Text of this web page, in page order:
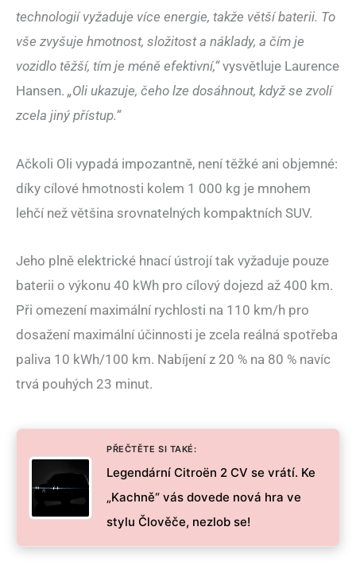
technologií vyžaduje více energie, takže větší baterii. To
vše zvyšuje hmotnost, složitost a náklady, a čím je
vozidlo těžší, tím je méně efektivní,“vysvětluje Laurence
Hansen. „Oli ukazuje, čeho lze dosáhnout, když se zvolí
zcela jiný přístup.“
Ačkoli Oli vypadá impozantně, není těžké ani objemné:
díky cílové hmotnosti kolem 1 000 kg je mnohem
lehčí než většina srovnatelných kompaktních SUV.
Jeho plně elektrické hnací ústrojí tak vyžaduje pouze
baterii o výkonu 40 kWh pro cílový dojezd až 400 km.
Při omezení maximální rychlosti na 110 km/h pro
dosažení maximální účinnosti je zcela reálná spotřeba
paliva 10 kWh/100 km. Nabíjení z 20 % na 80 % navíc
trvá pouhých 23 minut.
PŘEČTĚTE SI TAKÉ:
Legendární Citroën 2 CV se vrátí. Ke
„Kachně“ vás dovede nová hra ve
stylu Člověče, nezlob se!